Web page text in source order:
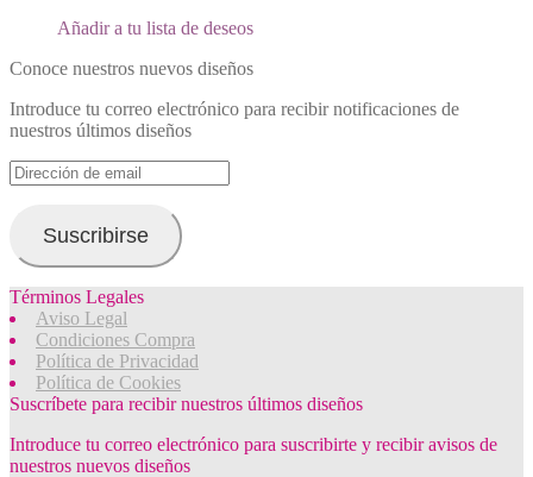
Añadir a tu lista de deseos
Conoce nuestros nuevos diseños
Introduce tu correo electrónico para recibir notificaciones de
nuestros últimos diseños
Dirección
de
Suscribirse
Términos Legales
Aviso Legal
Condiciones Compra
Política de Privacidad
Política de Cookies
Suscríbete para recibir nuestros últimos diseños
Introduce tu correo electrónico para suscribirte y recibir avisos de
nuestros nuevos diseños